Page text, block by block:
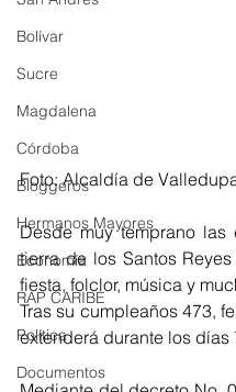
Bolívar
Sucre
Magdalena
Córdoba
Bloggeros
Hermanos Mayores
Economía
RAP CARIBE
Política
Documentos
Foto: Alcaldía de
Desde muy temprano
tierra de los Santos
fiesta, folclor, música y
Tras su cumpleaños 473,
extenderá durante los días